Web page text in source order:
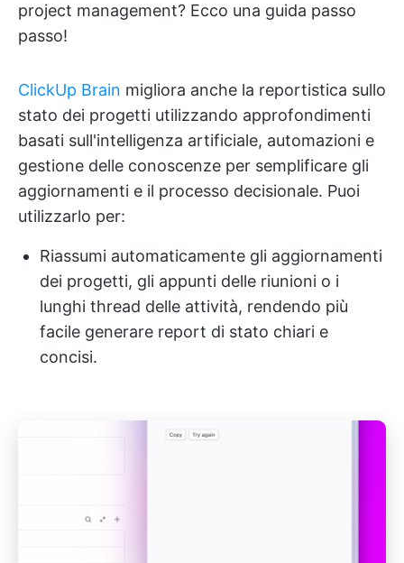
project management? Ecco una guida passo
passo!
ClickUp Brain migliora anche la reportistica sullo
stato dei progetti utilizzando approfondimenti
basati sull'intelligenza artificiale, automazioni e
gestione delle conoscenze per semplificare gli
aggiornamenti e il processo decisionale. Puoi
utilizzarlo per:
Riassumi automaticamente gli aggiornamenti
dei progetti, gli appunti delle riunioni o i
lunghi thread delle attività, rendendo più
facile generare report di stato chiari e
concisi.